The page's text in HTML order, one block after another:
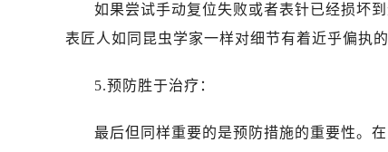
黑龙江省大庆市萨尔图区会战大
黑龙江省鹤岗市向阳区红军路售后
黑龙江省鸡西市鸡冠区红军路售
黑龙江省牡丹江市东安区太平路
如果尝试手动复位失败或者表针已经损坏
表匠人如同昆虫学家一样对细节有着近乎偏执
5.预防胜于治疗：
最后但同样重要的是预防措施的重要性。